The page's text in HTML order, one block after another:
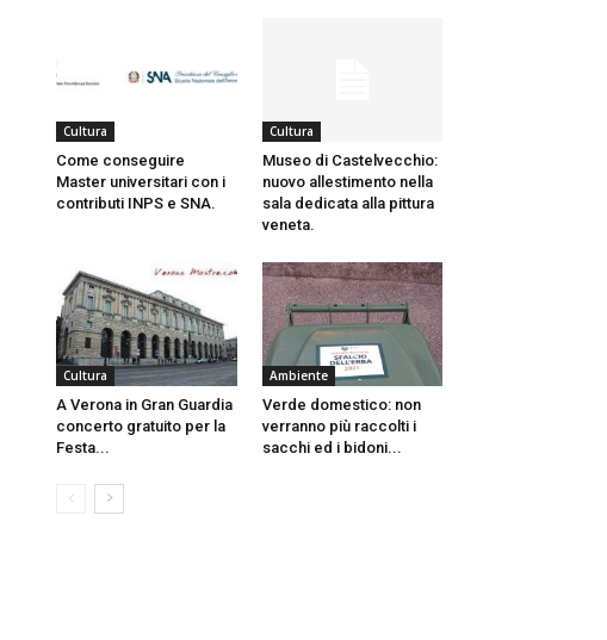
Cultura
Come conseguire
Master universitari con i
contributi INPS e SNA.
Cultura
Museo di Castelvecchio:
nuovo allestimento nella
sala dedicata alla pittura
veneta.
Cultura
A Verona in Gran Guardia
concerto gratuito per la
Festa...
Ambiente
Verde domestico: non
verranno più raccolti i
sacchi ed i bidoni...